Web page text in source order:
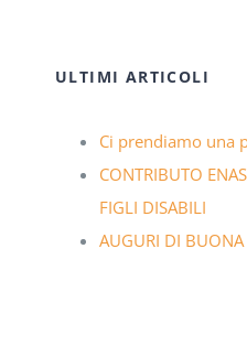
ULTIMI ARTICOLI
Ci prendiamo una
CONTRIBUTO
FIGLI DISABILI
AUGURI DI BUONA